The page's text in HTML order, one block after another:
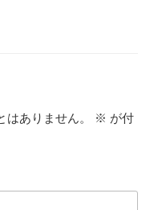
ありません。 ※ が付